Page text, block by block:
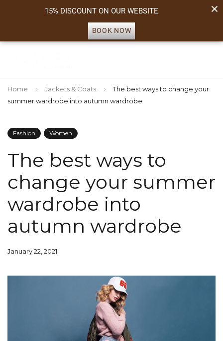
Home Jackets & Coats
The best ways to change your
summer wardrobe into autumn wardrobe
Fashion Women
The best ways to
change your summer
wardrobe into
autumn wardrobe
January 22, 2021
15% DISCOUNT ON OUR WEBSITE
BOOK NOW